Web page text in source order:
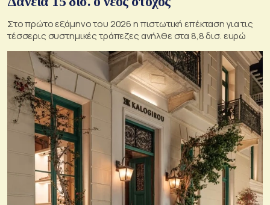
Στο πρώτο εξάμηνο του 2026 η πιστωτική επέκταση για τις
τέσσερις συστημικές τράπεζες ανήλθε στα 8,8 δισ. ευρώ